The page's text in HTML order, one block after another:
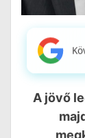
A jövő